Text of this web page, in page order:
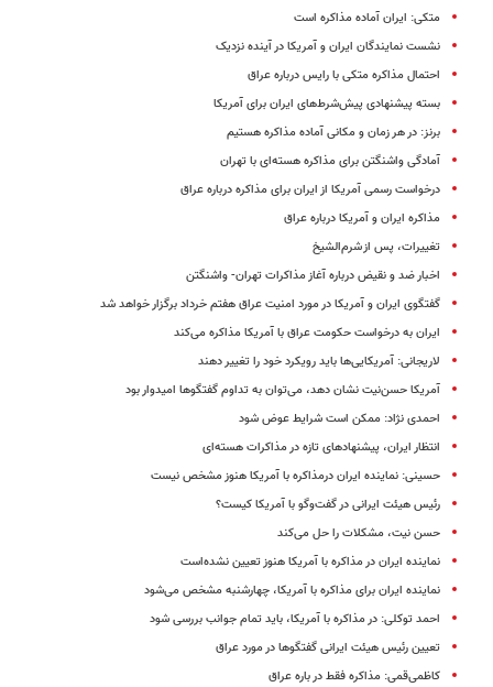
متکی: ایران آماده مذاکره است
نشست نمایندگان ایران و‌ آمریکا در آینده نزدیک
احتمال مذاکره متکی با رایس درباره‌ عراق
بسته پیشنهادی پیش‌شرط‌های ایران برای آمریکا
برنز: در هر زمان و مکانی آماده مذاکره هستیم
آمادگی واشنگتن برای مذاکره هسته‌ای با تهران
درخواست رسمی آمریکا از ایران برای مذاکره درباره عراق
مذاکره ایران و آمریکا درباره عراق
تغییرات، پس از شرم‌الشیخ
اخبار ضد و نقیض درباره آغاز مذاکرات تهران- واشنگتن
گفتگوی ایران و آمریکا در مورد امنیت عراق هفتم ‬خرداد برگزار خواهد شد
ایران‌ به‌ درخواست‌ حکومت‌ عراق‌ با آمریکا مذاکره‌ می‌کند
لاریجانی:‌ آمریکایی‌ها باید رویکرد خود را تغییر دهند
آمریکا حسن‌نیت نشان دهد، می‌توان به تداوم گفتگوها امیدوار بود
احمدی نژاد: ممکن است شرایط عوض شود
انتظار ایران، پیشنهادهای تازه در مذاکرات هسته‌ای
حسینی: نماینده ایران درمذاکره با آمریکا هنوز مشخص نیست
رئیس هیئت ایرانی در گفت‌وگو با آمریکا کیست؟
حسن نیت، مشکلات را حل می‌کند
نماینده‌ ایران در مذاکره با آمریکا هنوز تعیین نشده‌است
نماینده ایران برای مذاکره با آمریکا، چهارشنبه مشخص می‌شود
احمد توکلی: در مذاکره با آمریکا، باید تمام جوانب بررسی شود
تعیین رئیس هیئت ایرانی گفتگوها در مورد عراق
کاظمی‌قمی: مذاکره فقط در باره عراق